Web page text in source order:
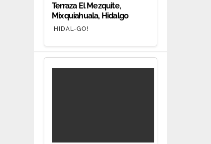
Terraza El Mezquite,
Mixquiahuala, Hidalgo
HIDAL-GO!